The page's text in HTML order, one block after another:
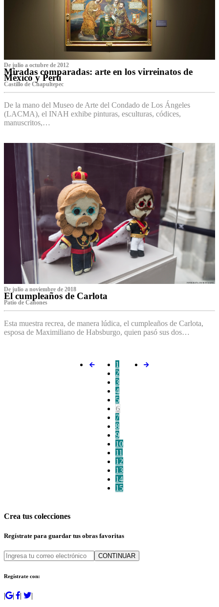
De julio a octubre de 2012
Miradas comparadas: arte en los virreinatos de
México y Perú
Castillo de Chapultepec
De la mano del Museo de Arte del Condado de Los Ángeles
(LACMA), el INAH exhibe pinturas, esculturas, códices,
manuscritos,…
De julio a noviembre de 2018
El cumpleaños de Carlota
Patio de Cañones
Esta muestra recrea, de manera lúdica, el cumpleaños de Carlota,
esposa de Maximiliano de Habsburgo, quien pasó sus dos…
1
2
3
4
5
6
7
8
9
10
11
12
13
14
15
Crea tus colecciones
Regístrate para guardar tus obras favoritas
CONTINUAR
Regístrate con:
| | | |